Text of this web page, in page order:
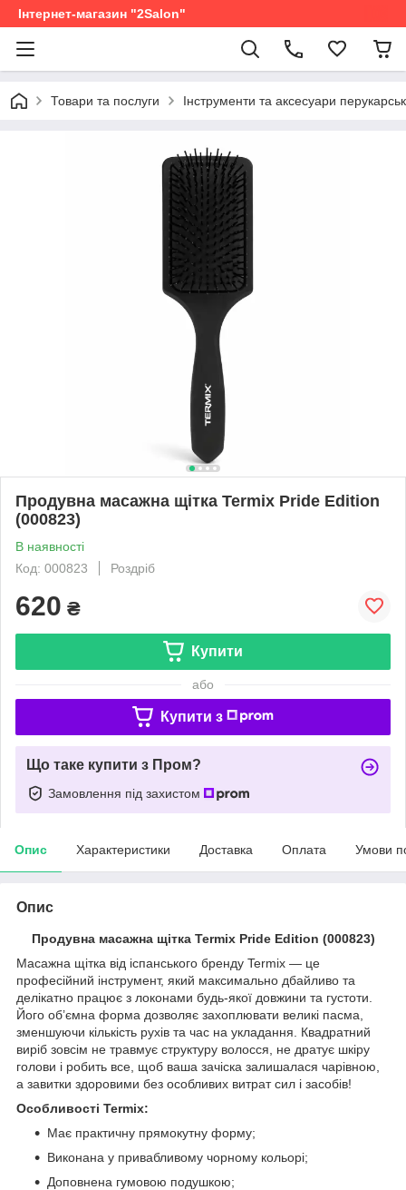
Інтернет-магазин "2Salon"
Товари та послуги Інструменти та аксесуари
Продувна масажна щітка Termix Pride Edition
(000823)
В наявності
Код: 000823
Роздріб
620 ₴
Купити
або
Купити з
Що таке купити з Пром?
Замовлення під захистом
Опис Характеристики Доставка Оплата Умови
Опис
Продувна масажна щітка Termix Pride Edition (000823)
Масажна щітка від іспанського бренду Termix — це
професійний інструмент, який максимально дбайливо та
делікатно працює з локонами будь-якої довжини та густоти.
Його об’ємна форма дозволяє захоплювати великі пасма,
зменшуючи кількість рухів та час на укладання. Квадратний
виріб зовсім не травмує структуру волосся, не дратує шкіру
голови і робить все, щоб ваша зачіска залишалася чарівною,
а завитки здоровими без особливих витрат сил і засобів!
Особливості Termix:
Має практичну прямокутну форму;
Виконана у привабливому чорному кольорі;
Доповнена гумовою подушкою;